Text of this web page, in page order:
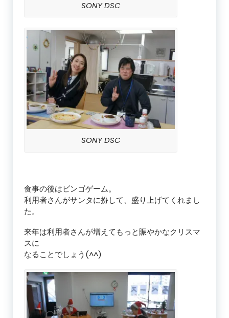
SONY DSC
SONY DSC
食事の後はビンゴゲーム。
利用者さんがサンタに扮して、盛り上げてくれまし
た。
来年は利用者さんが増えてもっと賑やかなクリスマ
スに
なることでしょう(^^)